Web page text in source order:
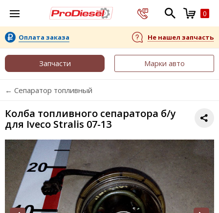
0
Оплата заказа Не нашел запчасть
Запчасти Марки авто
← Сепаратор топливный
Колба топливного сепаратора б/у
для Iveco Stralis 07-13